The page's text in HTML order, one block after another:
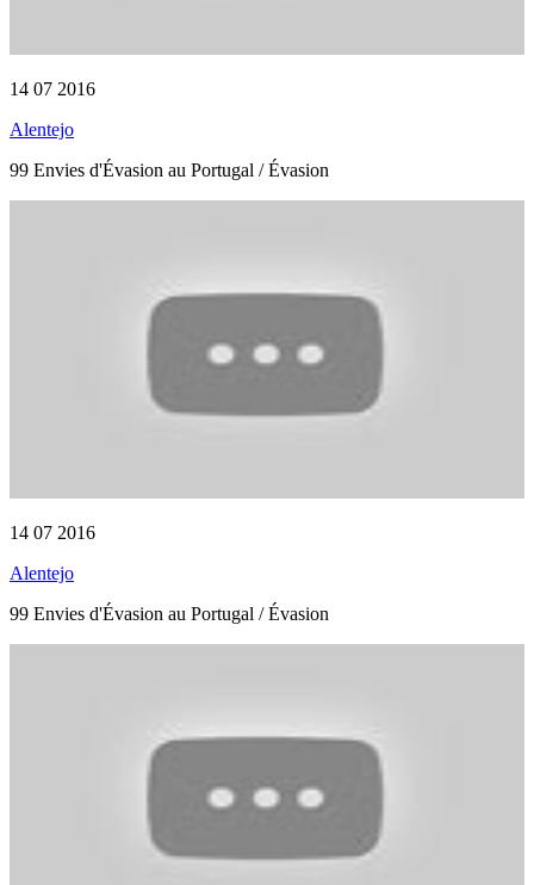
14 07 2016
Alentejo
99 Envies d'Évasion au Portugal / Évasion
14 07 2016
Alentejo
99 Envies d'Évasion au Portugal / Évasion